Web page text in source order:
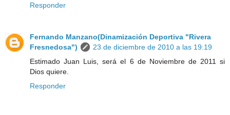
Responder
Fernando Manzano(Dinamización Deportiva "Rivera
Fresnedosa")
23 de diciembre de 2010 a las 19:19
Estimado Juan Luis, será el 6 de Noviembre de 2011 si
Dios quiere.
Responder